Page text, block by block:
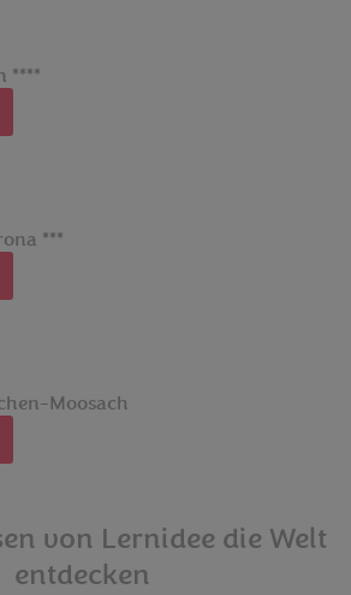
****
***
Moosach
von Lernidee die Welt
entdecken